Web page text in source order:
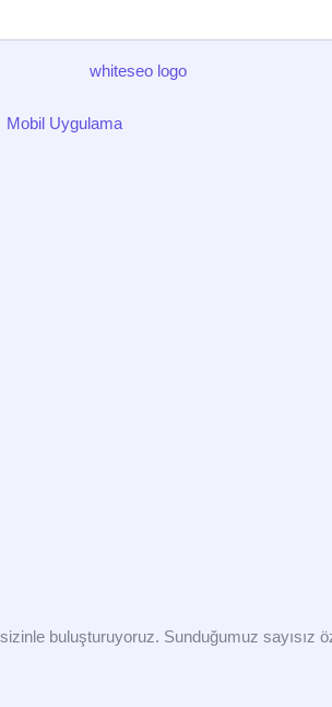
Mobil Uygulama
buluşturuyoruz. Sunduğumuz sayısız